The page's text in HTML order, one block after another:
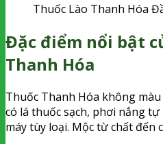
Thuốc Lào Thanh Hóa
Đặc điểm nổi bật
Thanh Hóa
Thuốc Thanh Hóa không
có lá thuốc sạch, phơi nắng
máy tùy loại. Mộc từ chất đến